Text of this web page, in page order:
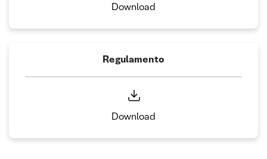
Download
Regulamento
Download